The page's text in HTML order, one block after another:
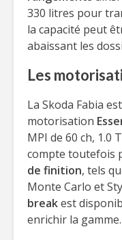
330 litres pour
la capacité peut
abaissant les
Les
La Skoda Fabia
motorisation
MPI de 60 ch, 1.0
compte toutefois
de finition, tels
Monte Carlo et
breakest
enrichir la gamme.